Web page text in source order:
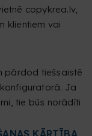
copykrea.lv,
klientiem vai
pārdod tiešsaistē
Ja
tie būs norādīti
KĀRTĪBA